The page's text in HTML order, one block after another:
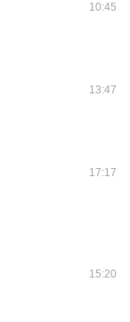
10:45
13:47
17:17
15:20